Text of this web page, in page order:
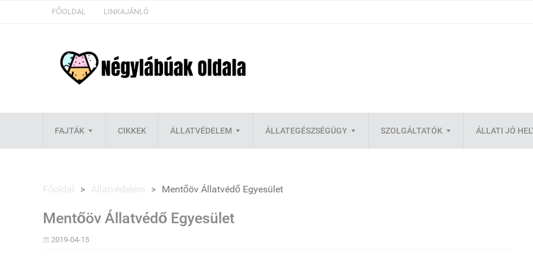
FŐOLDAL LINKAJÁNLÓ
FAJTÁK CIKKEK ÁLLATVÉDELEM ÁLLATEGÉSZSÉGÜGY SZOLGÁLTATÓK ÁLLATI JÓ
Főoldal > Állatvédelem > Mentőöv Állatvédő Egyesület
Mentőöv Állatvédő Egyesület
2019-04-15